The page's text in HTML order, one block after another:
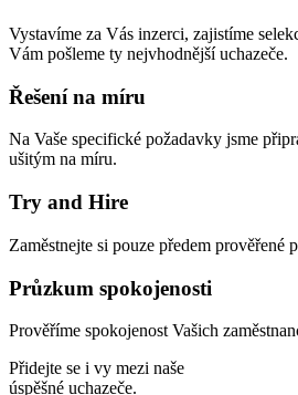
Vystavíme za Vás inzerci, zajistíme
Vám pošleme ty nejvhodnější uchazeče.
Řešení na míru
Na Vaše specifické požadavky jsme
ušitým na míru.
Try and Hire
Zaměstnejte si pouze předem prověřené
Průzkum spokojenosti
Prověříme spokojenost Vašich
Přidejte se i vy mezi naše
úspěšné uchazeče.